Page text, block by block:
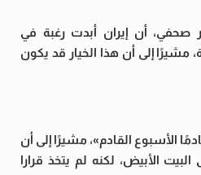
صحفي، أن إيران أبدت رغبة في
مشيرًا إلى أن هذا الخيار قد يكون
الأسبوع القادم»، مشيرًا إلى أن
البيت الأبيض، لكنه لم يتخذ قرارا